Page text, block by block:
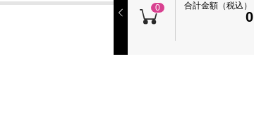
0 合計金額（税込）
0